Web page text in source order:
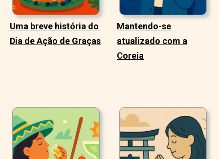
Uma breve história do
Dia de Ação de Graças
Mantendo-se
atualizado com a
Coreia